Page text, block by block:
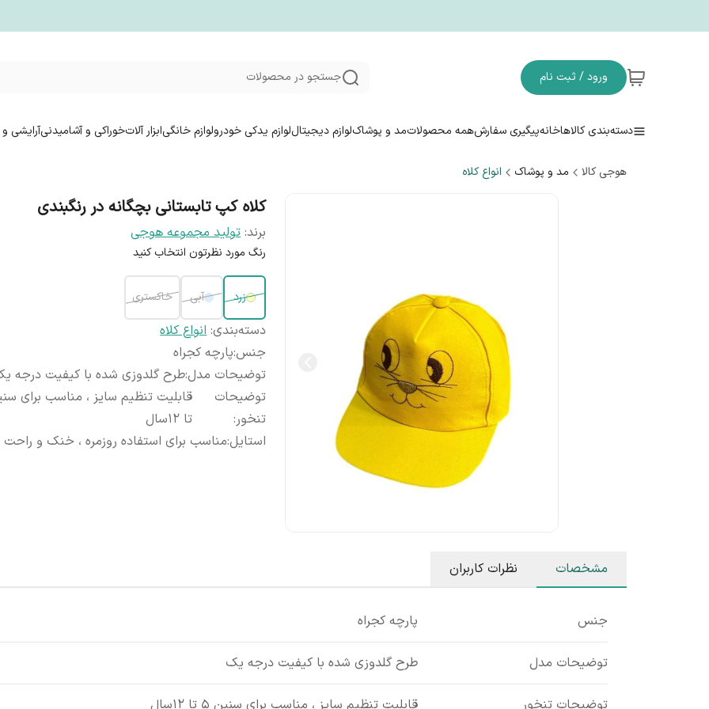
ورود / ثبت نام جستجو در محصولات
دسته‌بندی کالاهاخانهپیگیری سفارشهمه محصولاتمد و پوشاکلوازم دیجیتاللوازم یدکی خودرولوازم خانگیابزار آلاتخوراکی و آشامیدنیآرایشی
هوجی کالا مد و پوشاک انواع کلاه
کلاه کپ تابستانی بچگانه در رنگبندی
برند: تولید مجموعه هوجی
رنگ مورد نظرتون انتخاب کنید
زرد آبی خاکستری
دسته‌بندی:انواع کلاه
جنس:پارچه کجراه
توضیحات مدل:طرح گلدوزی شده با کیفیت درجه
توضیحات
تنخور:
تا ۱۲سال
استایل:مناسب برای استفاده روزمره ، خنک و راحت
مشخصات نظرات کاربران
جنس پارچه کجراه
توضیحات مدل طرح گلدوزی شده با کیفیت درجه یک
توضیحات تنخور قابلیت تنظیم سایز ، مناسب برای سنین ۵ تا ۱۲سال